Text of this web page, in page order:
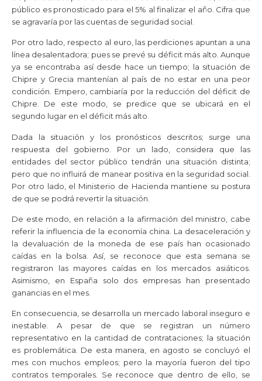
público es pronosticado para el 5% al finalizar el año. Cifra que
se agravaría por las cuentas de seguridad social.
Por otro lado, respecto al euro, las perdiciones apuntan a una
línea desalentadora; pues se prevé su déficit más alto. Aunque
ya se encontraba así desde hace un tiempo; la situación de
Chipre y Grecia mantenían al país de no estar en una peor
condición. Empero, cambiaría por la reducción del déficit de
Chipre. De este modo, se predice que se ubicará en el
segundo lugar en el déficit más alto.
Dada la situación y los pronósticos descritos; surge una
respuesta del gobierno. Por un lado, considera que las
entidades del sector público tendrán una situación distinta;
pero que no influirá de manear positiva en la seguridad social.
Por otro lado, el Ministerio de Hacienda mantiene su postura
de que se podrá revertir la situación.
De este modo, en relación a la afirmación del ministro, cabe
referir la influencia de la economía china. La desaceleración y
la devaluación de la moneda de ese país han ocasionado
caídas en la bolsa. Así, se reconoce que esta semana se
registraron las mayores caídas en los mercados asiáticos.
Asimismo, en España solo dos empresas han presentado
ganancias en el mes.
En consecuencia, se desarrolla un mercado laboral inseguro e
inestable. A pesar de que se registran un número
representativo en la cantidad de contrataciones; la situación
es problemática. De esta manera, en agosto se concluyó el
mes con muchos empleos; pero la mayoría fueron del tipo
contratos temporales. Se reconoce que dentro de ello, se